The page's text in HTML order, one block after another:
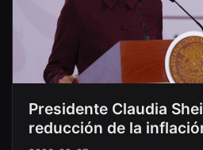
Presidente Claudia
reducción de la